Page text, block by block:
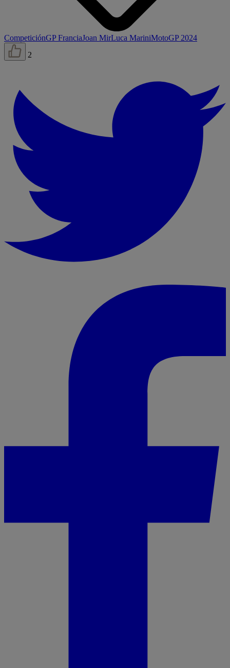
CompeticiónGP FranciaJoan MirLuca MariniMotoGP 2024
2